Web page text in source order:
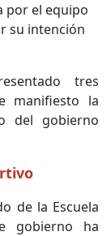
por el equipo
su intención
tres
manifiesto la
del gobierno
de la Escuela
gobierno ha